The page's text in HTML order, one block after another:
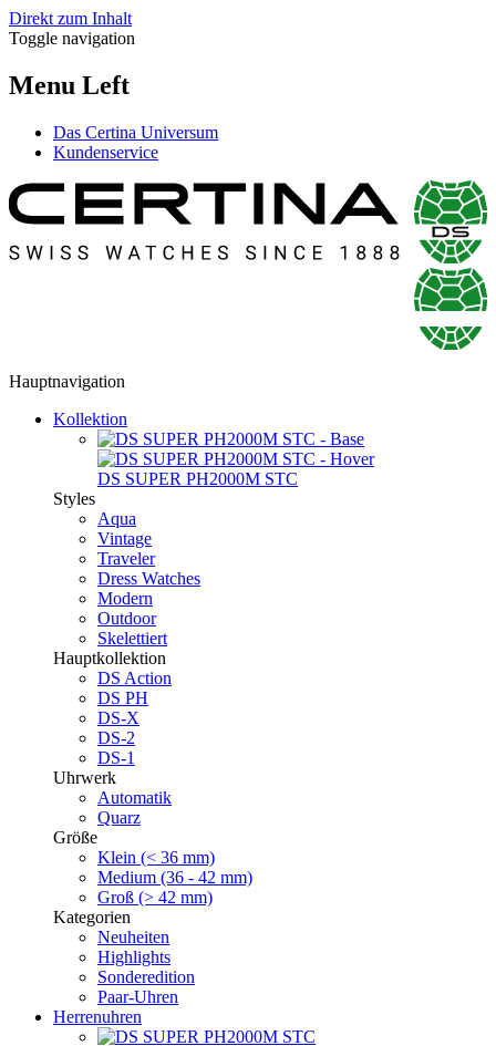
Direkt zum Inhalt
Toggle navigation
Menu Left
Das Certina Universum
Kundenservice
Hauptnavigation
Kollektion
DS SUPER PH2000M STC
Styles
Aqua
Vintage
Traveler
Dress Watches
Modern
Outdoor
Skelettiert
Hauptkollektion
DS Action
DS PH
DS-X
DS-2
DS-1
Uhrwerk
Automatik
Quarz
Größe
Klein (< 36 mm)
Medium (36 - 42 mm)
Groß (> 42 mm)
Kategorien
Neuheiten
Highlights
Sonderedition
Paar-Uhren
Herrenuhren